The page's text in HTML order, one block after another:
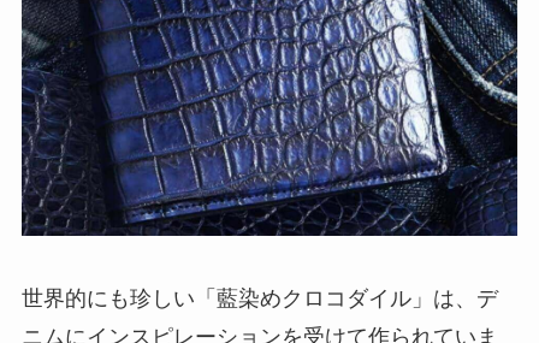
世界的にも珍しい「藍染めクロコダイル」は、デ
ニムにインスピレーションを受けて作られていま